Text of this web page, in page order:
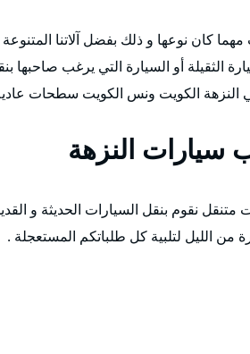
كان نوعها و ذلك بفضل آلاتنا
الثقيلة أو السيارة التي يرغب صاحبها
النزهة الكويت ونس الكويت سطحات
النزهة
نقوم بنقل السيارات الحديثة و
من الليل لتلبية كل طلباتكم المستعجلة .